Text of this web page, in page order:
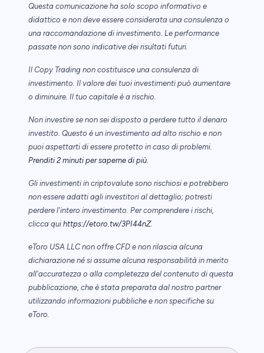
Questa comunicazione ha solo scopo informativo e
didattico e non deve essere considerata una consulenza o
una raccomandazione di investimento. Le performance
passate non sono indicative dei risultati futuri.
Il Copy Trading non costituisce una consulenza di
investimento. Il valore dei tuoi investimenti può aumentare
o diminuire. Il tuo capitale è a rischio.
Non investire se non sei disposto a perdere tutto il denaro
investito. Questo è un investimento ad alto rischio e non
puoi aspettarti di essere protetto in caso di problemi.
Prenditi 2 minuti per saperne di più.
Gli investimenti in criptovalute sono rischiosi e potrebbero
non essere adatti agli investitori al dettaglio; potresti
perdere l'intero investimento. Per comprendere i rischi,
clicca qui https://etoro.tw/3PI44nZ.
eToro USA LLC non offre CFD e non rilascia alcuna
dichiarazione né si assume alcuna responsabilità in merito
all'accuratezza o alla completezza del contenuto di questa
pubblicazione, che è stata preparata dal nostro partner
utilizzando informazioni pubbliche e non specifiche su
eToro.